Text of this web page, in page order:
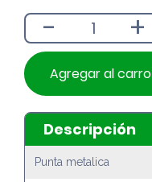
- +
Agregar al carro
Descripción
Punta metalica